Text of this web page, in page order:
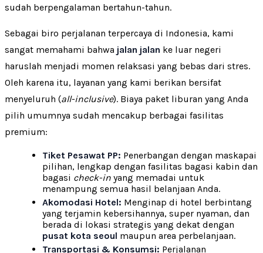
sudah berpengalaman bertahun-tahun.
Sebagai biro perjalanan terpercaya di Indonesia, kami
sangat memahami bahwa jalan jalan ke luar negeri
haruslah menjadi momen relaksasi yang bebas dari stres.
Oleh karena itu, layanan yang kami berikan bersifat
menyeluruh (all-inclusive). Biaya paket liburan yang Anda
pilih umumnya sudah mencakup berbagai fasilitas
premium:
Tiket Pesawat PP: Penerbangan dengan maskapai
pilihan, lengkap dengan fasilitas bagasi kabin dan
bagasi check-in yang memadai untuk
menampung semua hasil belanjaan Anda.
Akomodasi Hotel: Menginap di hotel berbintang
yang terjamin kebersihannya, super nyaman, dan
berada di lokasi strategis yang dekat dengan
pusat kota seoul maupun area perbelanjaan.
Transportasi & Konsumsi: Perjalanan